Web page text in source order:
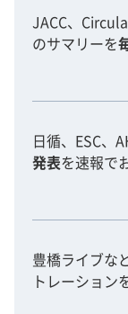
JACC、
のサマリーを
日循、ESC、
発表を速報で
豊橋ライブな
トレーション